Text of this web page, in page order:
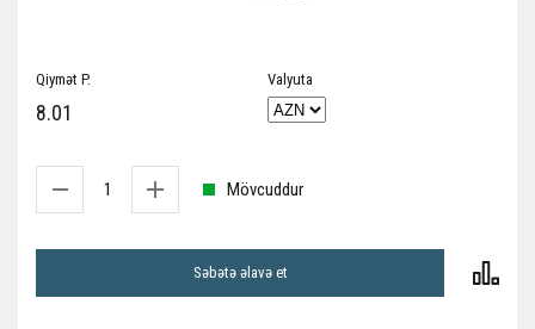
Qiymət P.
8.01
Valyuta
Mövcuddur
Səbətə əlavə et